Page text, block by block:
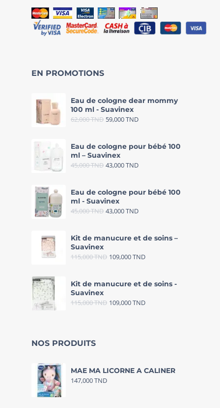
EN PROMOTIONS
Eau de cologne dear mommy
100 ml - Suavinex
62,000TND 59,000TND
Eau de cologne pour bébé 100
ml – Suavinex
45,000TND 43,000TND
Eau de cologne pour bébé 100
ml - Suavinex
45,000TND 43,000TND
Kit de manucure et de soins –
Suavinex
115,000TND 109,000TND
Kit de manucure et de soins -
Suavinex
115,000TND 109,000TND
NOS PRODUITS
MAE MA LICORNE A CALINER
147,000TND